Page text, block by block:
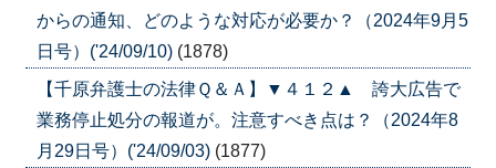
からの通知、どのような対応が必要か？（2024年9月5
日号）('24/09/10) (1878)
【千原弁護士の法律Ｑ＆Ａ】▼４１２▲ 誇大広告で
業務停止処分の報道が。注意すべき点は？（2024年8
月29日号）('24/09/03) (1877)